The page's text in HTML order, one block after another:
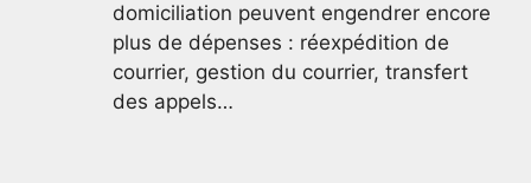
domiciliation peuvent engendrer encore
plus de dépenses : réexpédition de
courrier, gestion du courrier, transfert
des appels…